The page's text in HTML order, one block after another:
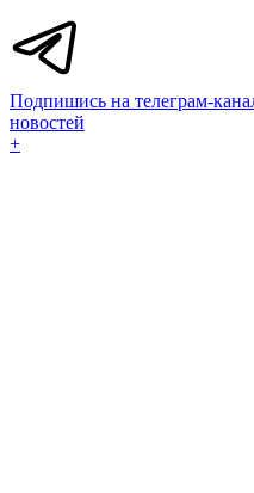
Подпишись на телеграм-
новостей
+